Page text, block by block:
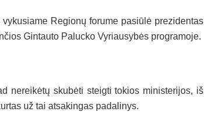
Regionų forume pasiūlė prezidentas
Gintauto Palucko Vyriausybės programoje.
nereikėtų skubėti steigti tokios ministerijos, iš
už tai atsakingas padalinys.